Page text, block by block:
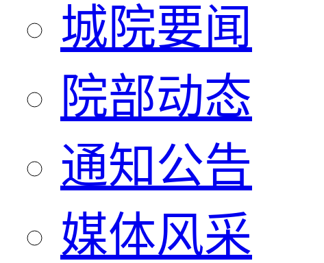
城院要闻
院部动态
通知公告
媒体风采